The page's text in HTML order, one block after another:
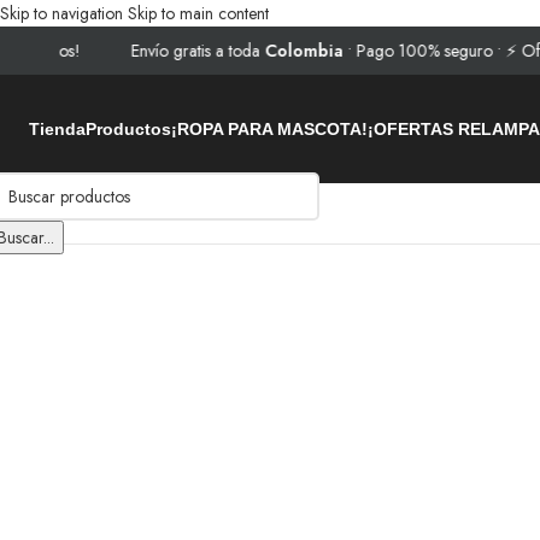
Skip to navigation Skip to main content
Envío gratis a todaColombia• Pago 100% seguro • ⚡ Ofertas
TiendaProductos¡ROPA PARA MASCOTA!¡OFERTAS
Inicio/Pets/Ropa/COMBO de 3 Piezas de camisa para mascota